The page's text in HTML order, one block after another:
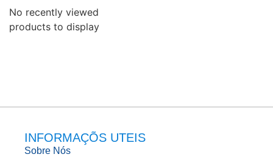
No recently viewed
products to display
INFORMAÇÕS UTEIS
Sobre Nós